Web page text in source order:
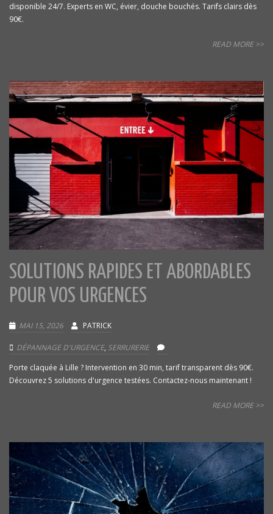
disponible 24/7. Experts en WC, évier, douche bouchés. Tarifs clairs dès
90€.
READ MORE >>
SOLUTIONS RAPIDES ET ABORDABLES
POUR VOS URGENCES
MAI 15, 2026 PATRICK
DÉPANNAGE D'URGENCE, SERRURERIE
Porte claquée à Lille ? Intervention en 30 min, tarif transparent dès 90€.
Découvrez 5 solutions d'urgence testées. Contactez-nous maintenant !
READ MORE >>